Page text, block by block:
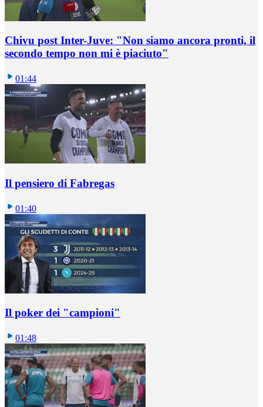
Chivu post Inter-Juve: "Non siamo ancora pronti, il
secondo tempo non mi è piaciuto"
01:44
Il pensiero di Fabregas
01:40
Il poker dei "campioni"
01:48